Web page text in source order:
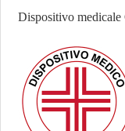
Dispositivo medicale